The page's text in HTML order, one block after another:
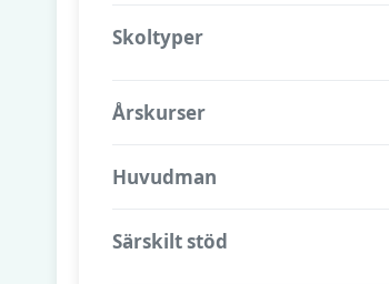
Skoltyper
Årskurser
Huvudman
Särskilt stöd